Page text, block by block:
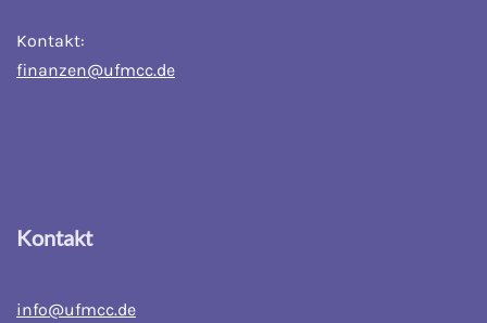
Kontakt:
finanzen@ufmcc.de
Kontakt
info@ufmcc.de